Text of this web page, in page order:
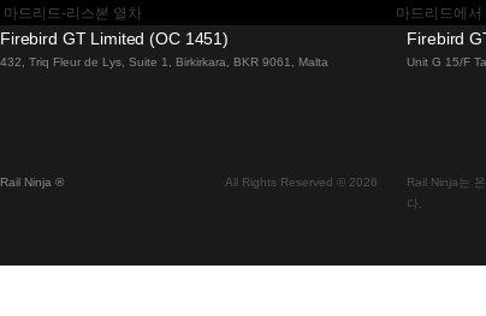
마드리드-리스본 열차 마드리드에서
말라가 마드리드 기차에 바르셀로나
비엔나 부다페스트 기차에 비엔나에서
Firebird GT Limited (OC 1451)
432, Triq Fleur de Lys, Suite 1, Birkirkara, BKR 9061, Malta
Firebird
Unit G 15/F
Rail Ninja ® All Rights Reserved © 2026
Rail Ninja는
다.